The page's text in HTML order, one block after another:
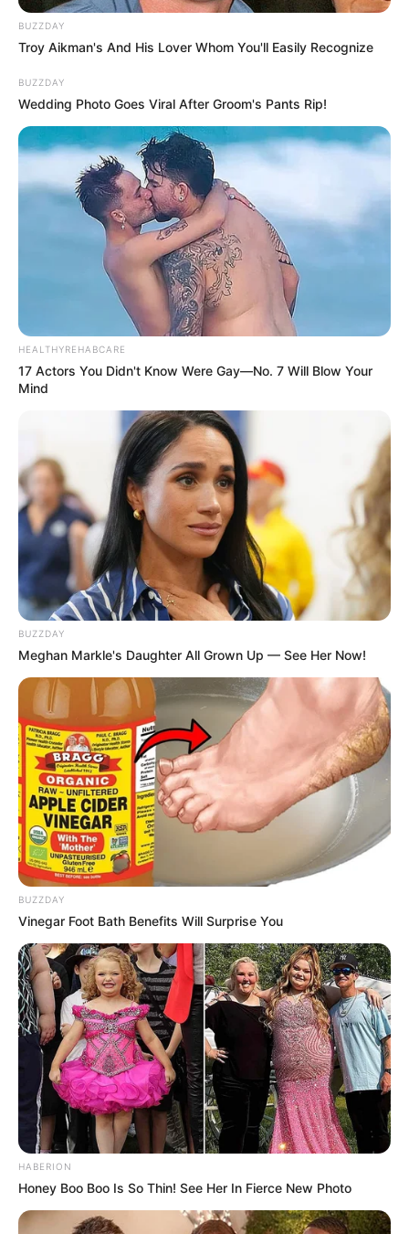
BUZZDAY
Troy Aikman's And His Lover Whom You'll Easily Recognize
BUZZDAY
Wedding Photo Goes Viral After Groom's Pants Rip!
HEALTHYREHABCARE
17 Actors You Didn't Know Were Gay—No. 7 Will Blow Your
Mind
BUZZDAY
Meghan Markle's Daughter All Grown Up — See Her Now!
BUZZDAY
Vinegar Foot Bath Benefits Will Surprise You
HABERION
Honey Boo Boo Is So Thin! See Her In Fierce New Photo